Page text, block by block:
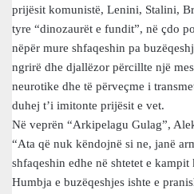
prijësit komunistë, Lenini, Stalini,
tyre “dinozaurët e fundit”, në çdo
nëpër mure shfaqeshin pa
ngrirë dhe djallëzor përcillte një
neurotike dhe të përveçme i
duhej t’i imitonte prijësit e vet.
Në veprën “Arkipelagu Gulag”,
“Ata që nuk këndojnë si ne, janë
shfaqeshin edhe në shtetet e
Humbja e buzëqeshjes ishte e